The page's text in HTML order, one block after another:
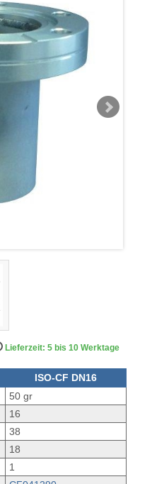
Lieferzeit: 5 bis 10 Werktage
ISO-CF DN16
50 gr
16
38
18
1